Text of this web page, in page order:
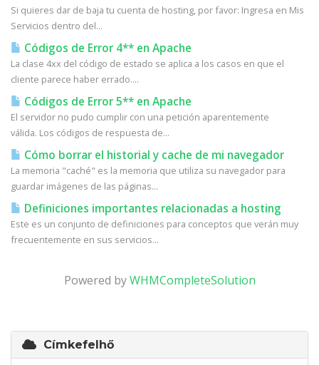
Si quieres dar de baja tu cuenta de hosting, por favor: Ingresa en Mis
Servicios dentro del...
Códigos de Error 4** en Apache
La clase 4xx del código de estado se aplica a los casos en que el
cliente parece haber errado....
Códigos de Error 5** en Apache
El servidor no pudo cumplir con una petición aparentemente
válida. Los códigos de respuesta de...
Cómo borrar el historial y cache de mi navegador
La memoria "caché" es la memoria que utiliza su navegador para
guardar imágenes de las páginas...
Definiciones importantes relacionadas a hosting
Este es un conjunto de definiciones para conceptos que verán muy
frecuentemente en sus servicios...
Powered byWHMCompleteSolution
Címkefelhő